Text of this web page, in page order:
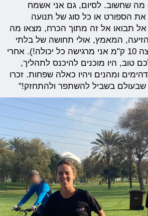
מה שחשוב. לסיום, גם אני אשמח
הספורט או כל סוג של תנועה
תבואו אל זה מתוך הכרח, מצאו מה
המאמץ, אולי תחושה של בלתי
מנוצחים?! (כשאני רצה 10 ק"מ אני מרגישה כל יכולה!). אחרי
טוב, היו מוכנים להיכנס לתהליך,
ומהנים ויהיו כאלה שפחות. זכרו
שבעולם בשביל להשתפר ולהתחזק!"